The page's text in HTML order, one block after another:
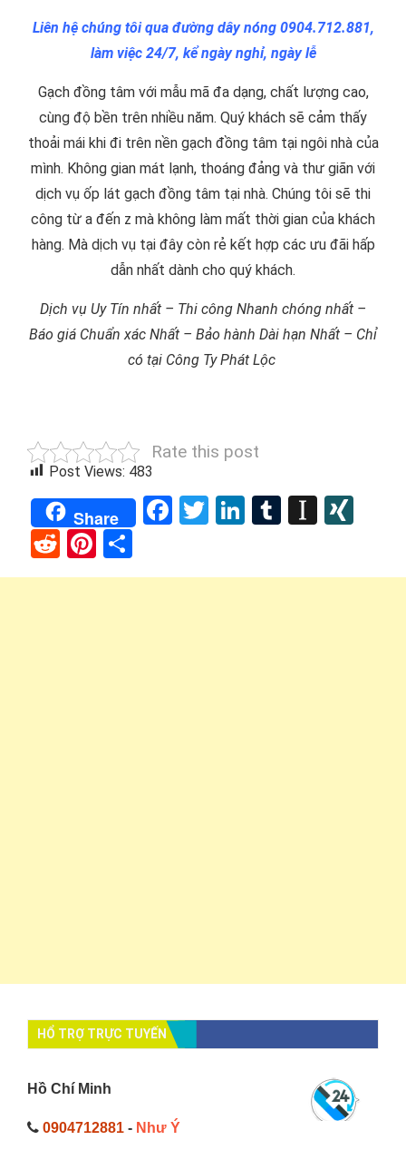
Liên hệ chúng tôi qua đường dây nóng 0904.712.881,
làm việc 24/7, kể ngày nghỉ, ngày lễ
Gạch đồng tâm với mẫu mã đa dạng, chất lượng cao,
cùng độ bền trên nhiều năm. Quý khách sẽ cảm thấy
thoải mái khi đi trên nền gạch đồng tâm tại ngôi nhà của
mình. Không gian mát lạnh, thoáng đảng và thư giãn với
dịch vụ ốp lát gạch đồng tâm tại nhà. Chúng tôi sẽ thi
công từ a đến z mà không làm mất thời gian của khách
hàng. Mà dịch vụ tại đây còn rẻ kết hợp các ưu đãi hấp
dẫn nhất dành cho quý khách.
Dịch vụ Uy Tín nhất – Thi công Nhanh chóng nhất –
Báo giá Chuẩn xác Nhất – Bảo hành Dài hạn Nhất – Chỉ
có tại Công Ty Phát Lộc
Rate this post
Post Views: 483
Share Facebook
TwitterLinkedIn
Tumblr
RedditPinterest
HỔ TRỢ TRỰC TUYẾN
Hồ Chí Minh
0904712881 - Như Ý